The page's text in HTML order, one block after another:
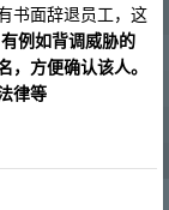
书面辞退员工，这
例如背调威胁的
方便确认该人。
律等